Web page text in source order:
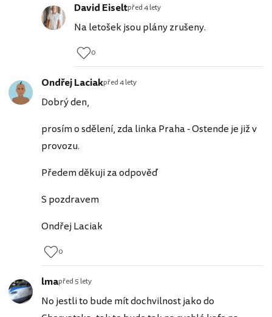
David Eiseltpřed 4 lety
Na letošek jsou plány zrušeny.
0
Ondřej Laciakpřed 4 lety
Dobrý den,
prosím o sdělení, zda linka Praha - Ostende je již v
provozu.
Předem děkuji za odpověď
S pozdravem
Ondřej Laciak
0
lmapřed 5 lety
No jestli to bude mít dochvilnost jako do